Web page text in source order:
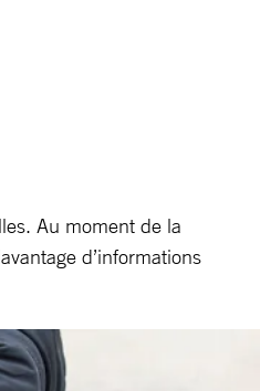
Au moment de la
d’informations